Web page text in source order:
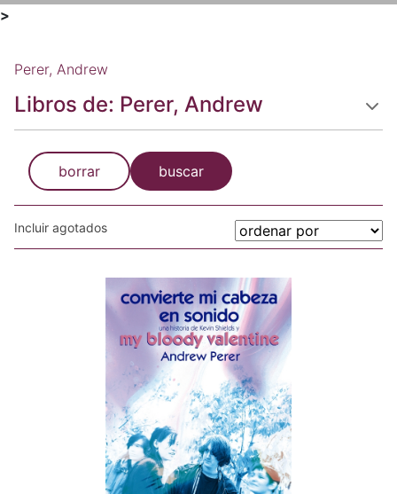
>
Perer, Andrew
Libros de: Perer, Andrew
borrar buscar
Incluir agotados